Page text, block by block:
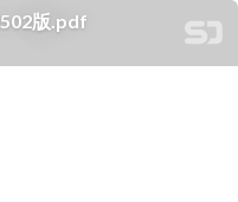
版.pdf